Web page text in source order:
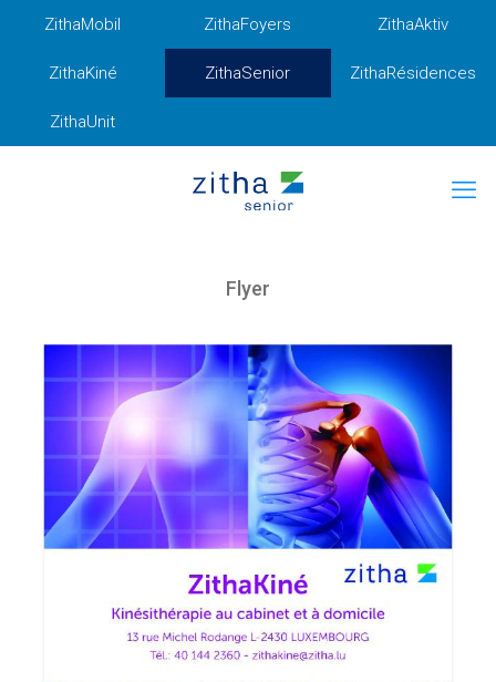
ZithaMobil ZithaFoyers ZithaAktiv
ZithaKiné ZithaSenior ZithaRésidences
ZithaUnit
Flyer